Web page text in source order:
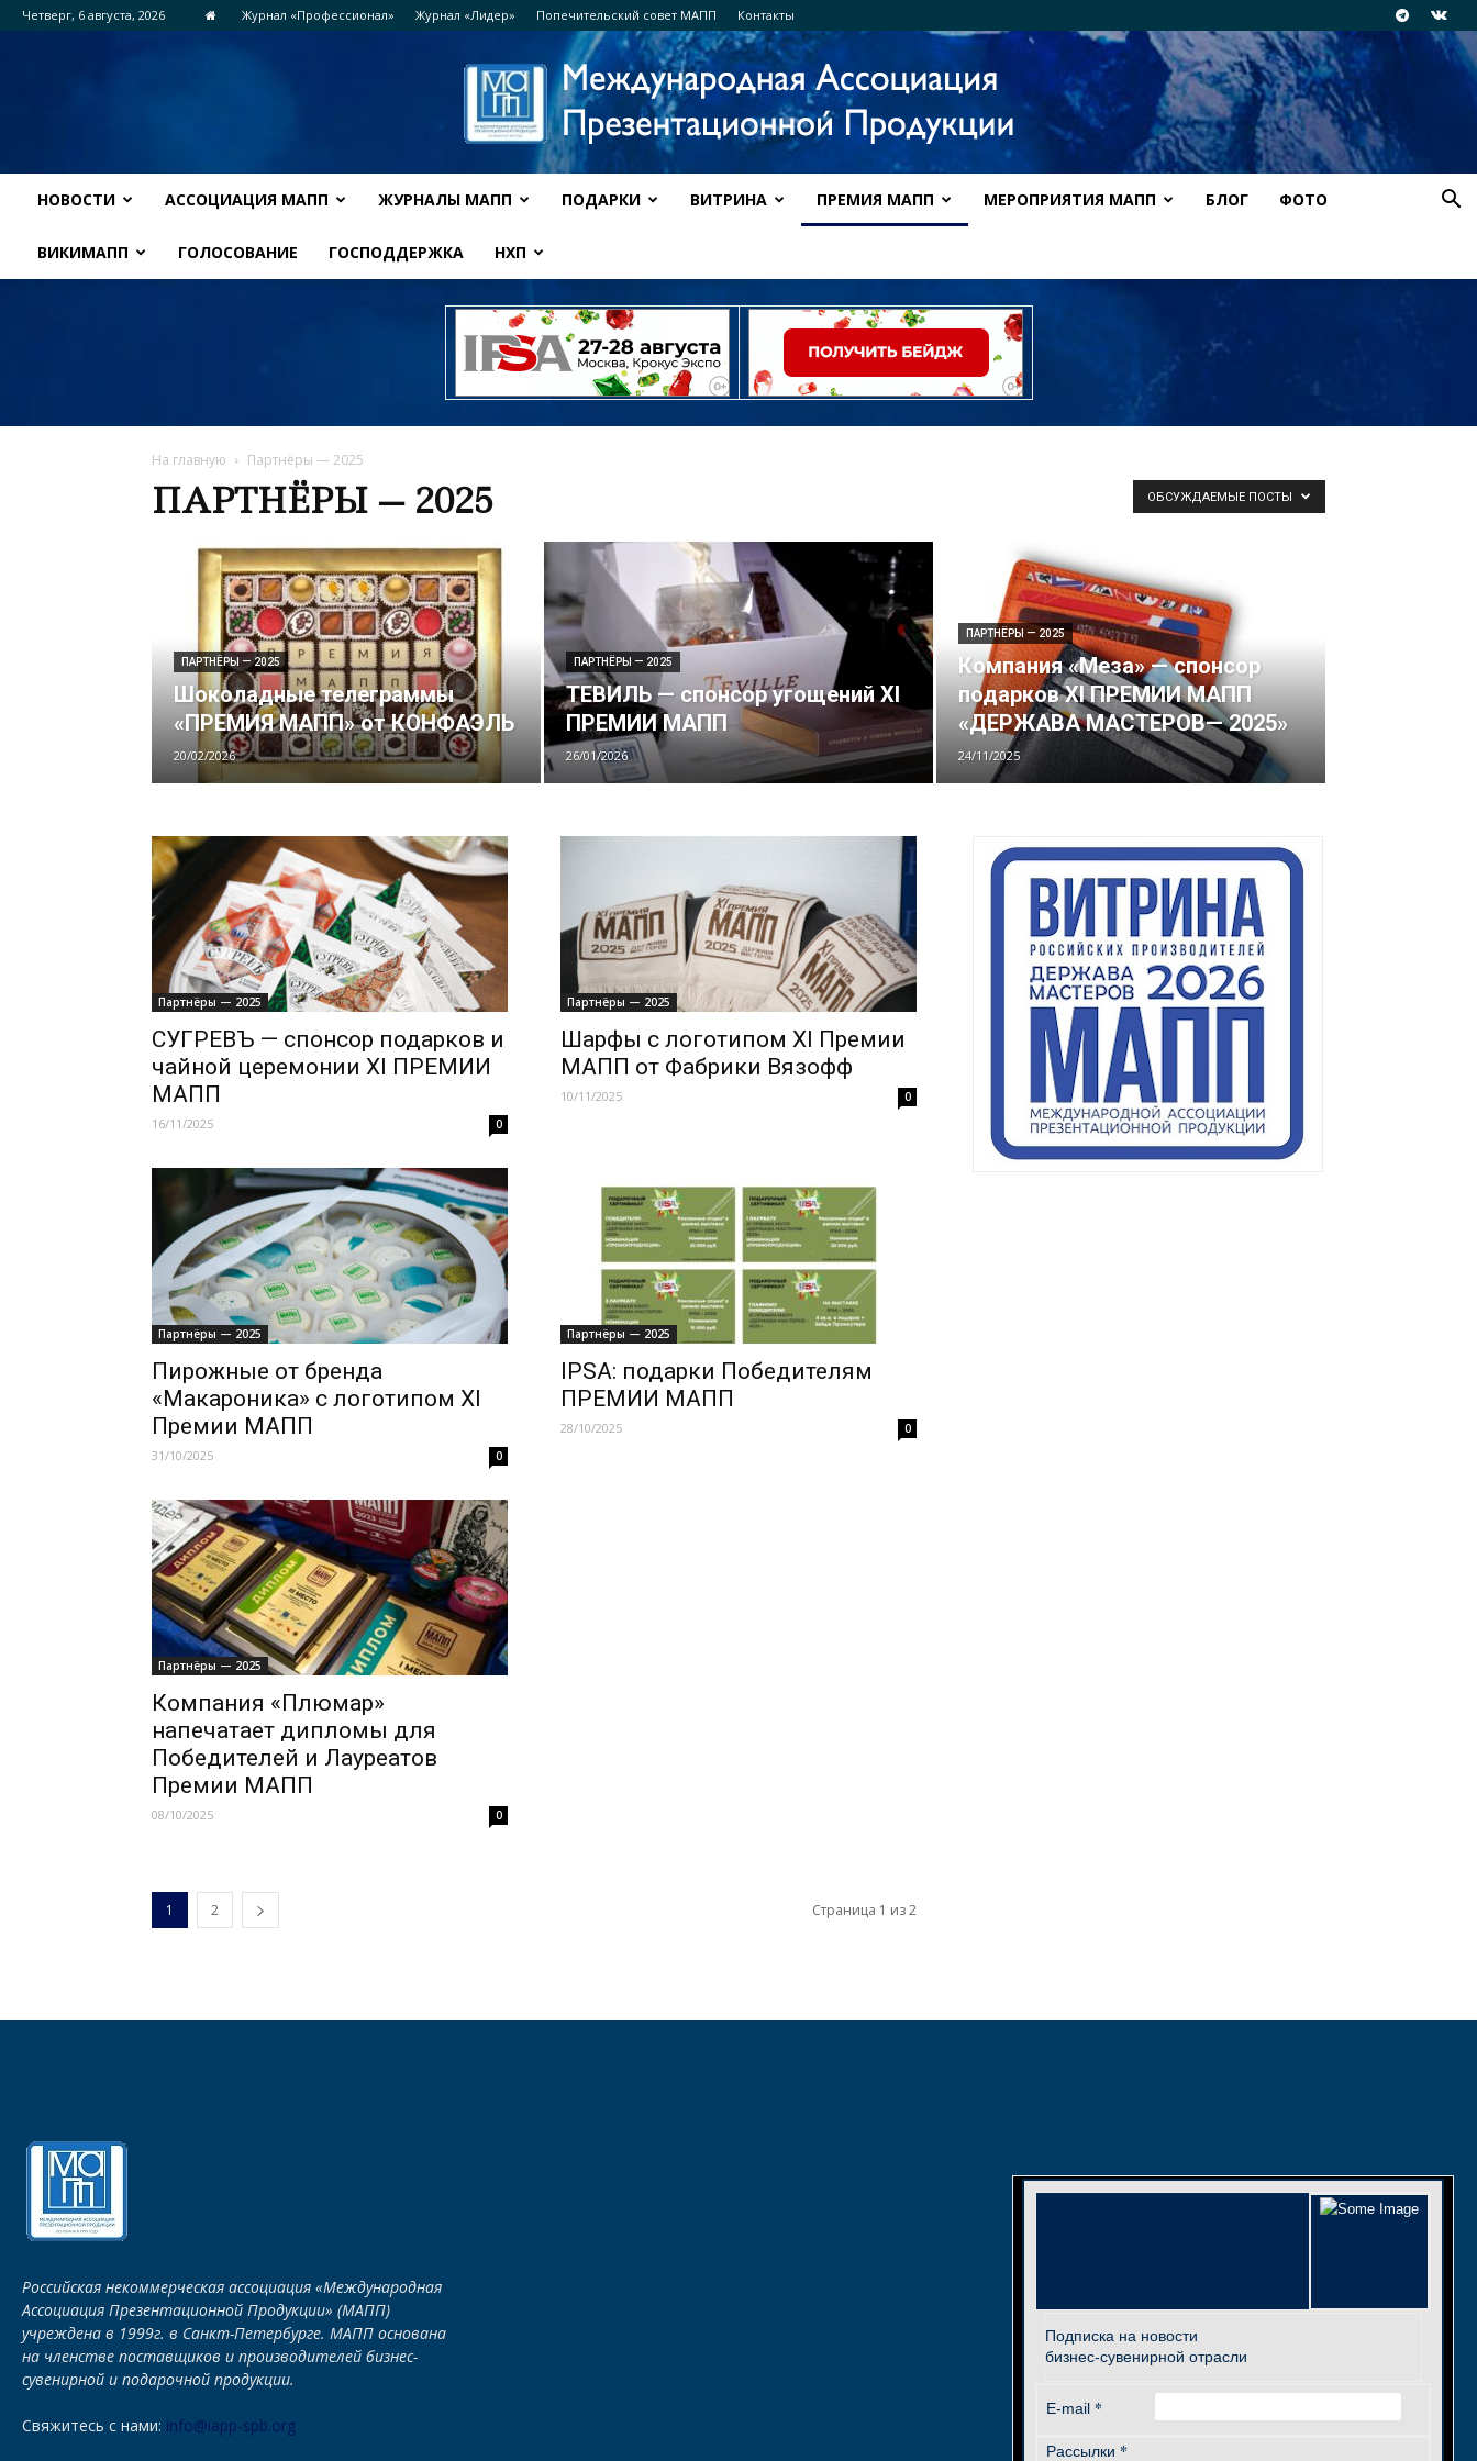
Четверг, 6 августа, 2026 Журнал «Профессионал» Журнал «Лидер» Попечительский совет МАПП Контакты
НОВОСТИ АССОЦИАЦИЯ МАПП ЖУРНАЛЫ МАПП ПОДАРКИ ВИТРИНА ПРЕМИЯ МАПП МЕРОПРИЯТИЯ МАПП БЛОГ ФОТО
ВИКИМАПП ГОЛОСОВАНИЕ ГОСПОДДЕРЖКА НХП
На главную Партнёры — 2025
ПАРТНЁРЫ — 2025 ОБСУЖДАЕМЫЕ ПОСТЫ
ПАРТНЁРЫ — 2025
Шоколадные телеграммы
«ПРЕМИЯ МАПП» от КОНФАЭЛЬ
20/02/2026
ПАРТНЁРЫ — 2025
ТЕВИЛЬ — спонсор угощений XI
ПРЕМИИ МАПП
26/01/2026
ПАРТНЁРЫ — 2025
Компания «Меза» — спонсор
подарков XI ПРЕМИИ МАПП
«ДЕРЖАВА МАСТЕРОВ— 2025»
24/11/2025
Партнёры — 2025
СУГРЕВЪ — спонсор подарков и
чайной церемонии XI ПРЕМИИ
МАПП
16/11/2025 0
Партнёры — 2025
Шарфы с логотипом XI Премии
МАПП от Фабрики Вязофф
10/11/2025 0
Партнёры — 2025
Пирожные от бренда
«Макароника» с логотипом XI
Премии МАПП
31/10/2025 0
Партнёры — 2025
IPSA: подарки Победителям
ПРЕМИИ МАПП
28/10/2025 0
Партнёры — 2025
Компания «Плюмар»
напечатает дипломы для
Победителей и Лауреатов
Премии МАПП
08/10/2025 0
1 2 Страница 1 из 2
Российская некоммерческая ассоциация «Международная
Ассоциация Презентационной Продукции» (МАПП)
учреждена в 1999г. в Санкт-Петербурге. МАПП основана
на членстве поставщиков и производителей бизнес-
сувенирной и подарочной продукции.
Свяжитесь с нами: info@iapp-spb.org
Подписка на новости
бизнес-сувенирной отрасли
E-mail *
Рассылки *